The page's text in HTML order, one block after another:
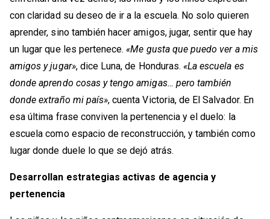
con claridad su deseo de ir a la escuela. No solo quieren
aprender, sino también hacer amigos, jugar, sentir que hay
un lugar que les pertenece.«Me gusta que puedo ver a mis
amigos y jugar», dice Luna, de Honduras. «La escuela es
donde aprendo cosas y tengo amigas… pero también
donde extraño mi país», cuenta Victoria, de El Salvador. En
esa última frase conviven la pertenencia y el duelo: la
escuela como espacio de reconstrucción, y también como
lugar donde duele lo que se dejó atrás.
Desarrollan estrategias activas de agencia y
pertenencia